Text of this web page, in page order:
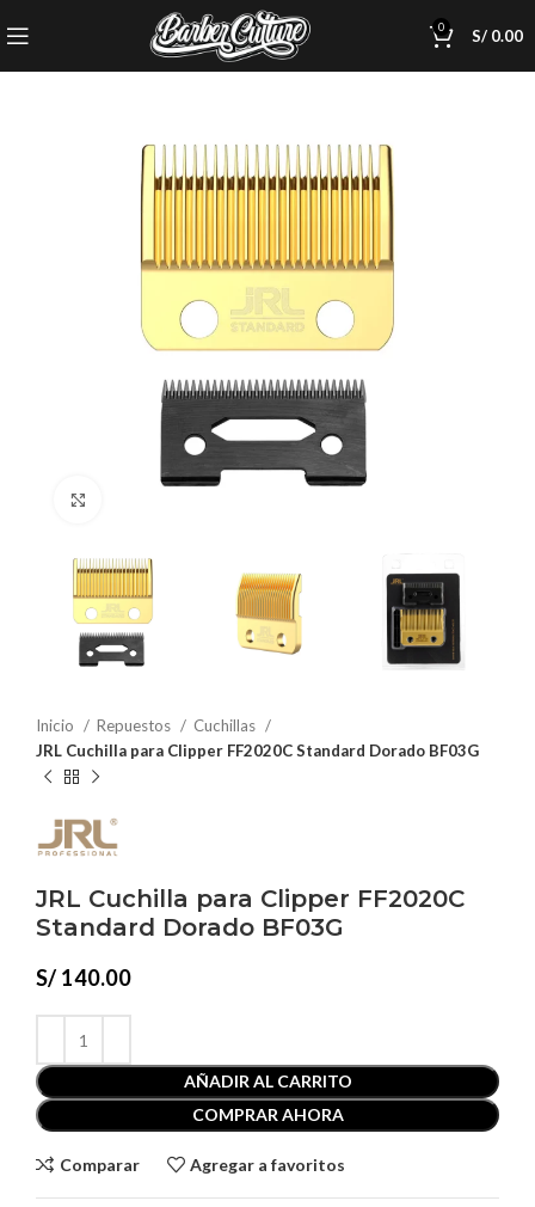
0 S/0.00
Inicio Repuestos
Cuchillas
JRL Cuchilla para Clipper FF2020C Standard Dorado BF03G
JRL Cuchilla para Clipper FF2020C
Standard Dorado BF03G
S/ 140.00
AÑADIR AL CARRITO
COMPRAR AHORA
Comparar Agregar a favoritos